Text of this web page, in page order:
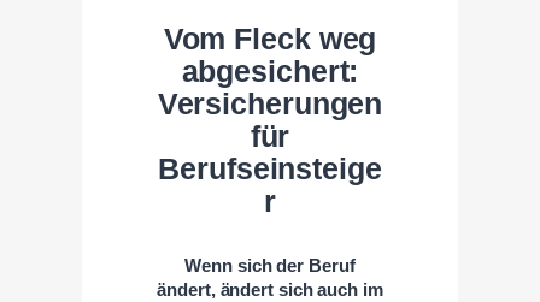
Vom Fleck weg
abgesichert:
Versicherungen
für
Berufseinsteige
r
Wenn sich der Beruf
ändert, ändert sich auch im